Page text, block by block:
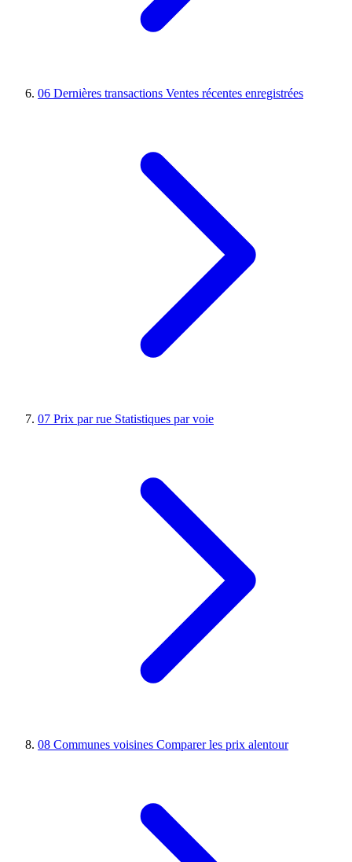
06 Dernières transactions Ventes récentes enregistrées
07 Prix par rue Statistiques par voie
08 Communes voisines Comparer les prix alentour